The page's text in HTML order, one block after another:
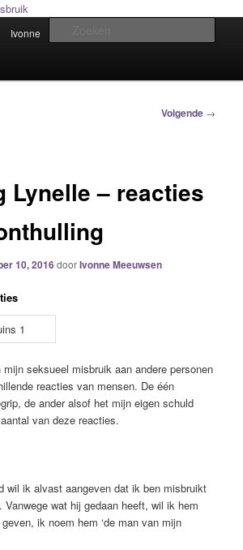
misbruik
Ivonne
Volgende →
Lynelle – reacties
10, 2016doorIvonne Meeuwsen
seksueel misbruik aan andere personen
reacties van mensen. De één
de ander alsof het mijn eigen schuld
van deze reacties.
wil ik alvast aangeven dat ik ben misbruikt
Vanwege wat hij gedaan heeft, wil ik hem
ik noem hem ‘de man van mijn